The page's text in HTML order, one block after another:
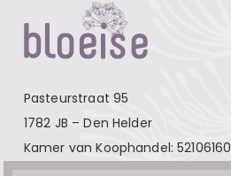
Pasteurstraat 95
1782 JB – Den Helder
Kamer van Koophandel: 52106160